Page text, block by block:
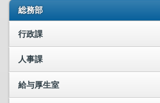
総務部
行政課
人事課
給与厚生室